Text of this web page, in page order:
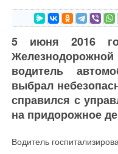
5 июня 2016
Железнодорожной
водитель
выбрал
справился с
на придорожное
Водитель